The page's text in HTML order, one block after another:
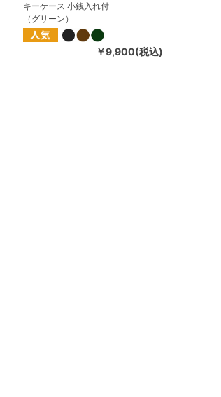
キーケース 小銭入れ付
（グリーン）
￥9,900(税込)